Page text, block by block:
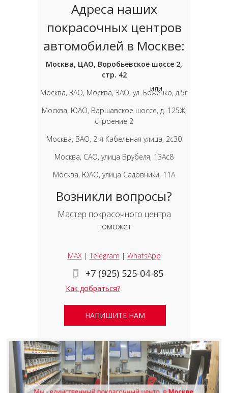
Адреса наших
покрасочных центров
автомобилей в Москве:
Москва, ЦАО, Воробьевское шоссе 2,
стр. 42
Москва, ЗАО, Москва, ЗАО, ул. Боженко, д.5г
Москва, ЮАО, Варшавское шоссе, д. 125Ж,
строение 2
Москва, ВАО, 2-я Кабельная улица, 2с30
Москва, САО, улица Врубеля, 13Ас8
Москва, ЮАО, улица Садовники, 11А
Возникли вопросы?
Мастер покрасочного центра
поможет
MAX|Telegram | WhatsApp
+7 (925) 525-04-85
Как добраться?
или
НАПИШИТЕ НАМ